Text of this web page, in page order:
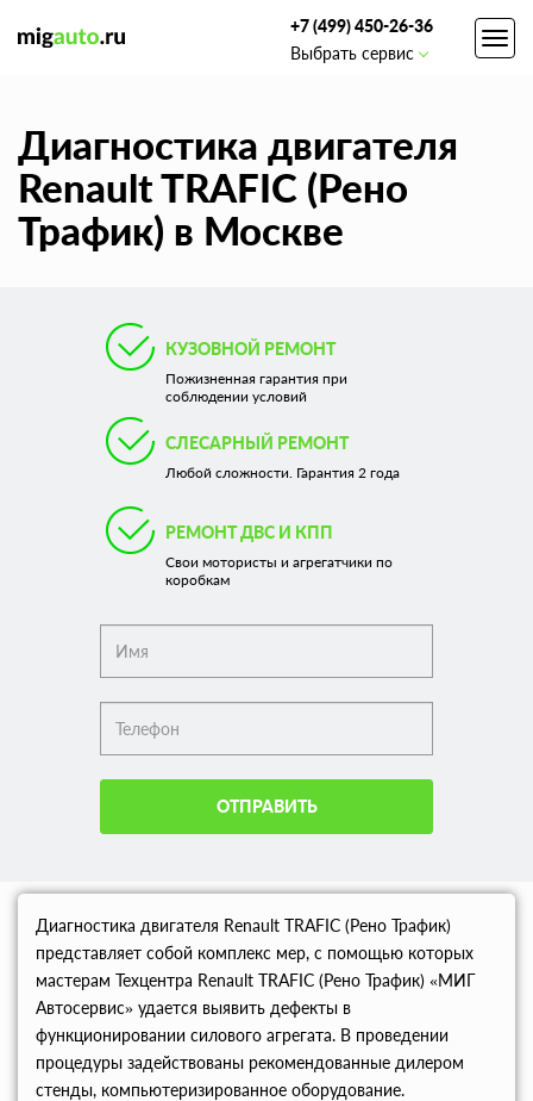
+7 (499) 450-26-36
Выбрать сервис
Диагностика двигателя
Renault TRAFIC (Рено
Трафик) в Москве
КУЗОВНОЙ РЕМОНТ
Пожизненная гарантия при
соблюдении условий
СЛЕСАРНЫЙ РЕМОНТ
Любой сложности. Гарантия 2 года
РЕМОНТ ДВС И КПП
Свои мотористы и агрегатчики по
коробкам
ОТПРАВИТЬ
Диагностика двигателя Renault TRAFIC (Рено Трафик)
представляет собой комплекс мер, с помощью которых
мастерам Техцентра Renault TRAFIC (Рено Трафик) «МИГ
Автосервис» удается выявить дефекты в
функционировании силового агрегата. В проведении
процедуры задействованы рекомендованные дилером
стенды, компьютеризированное оборудование.